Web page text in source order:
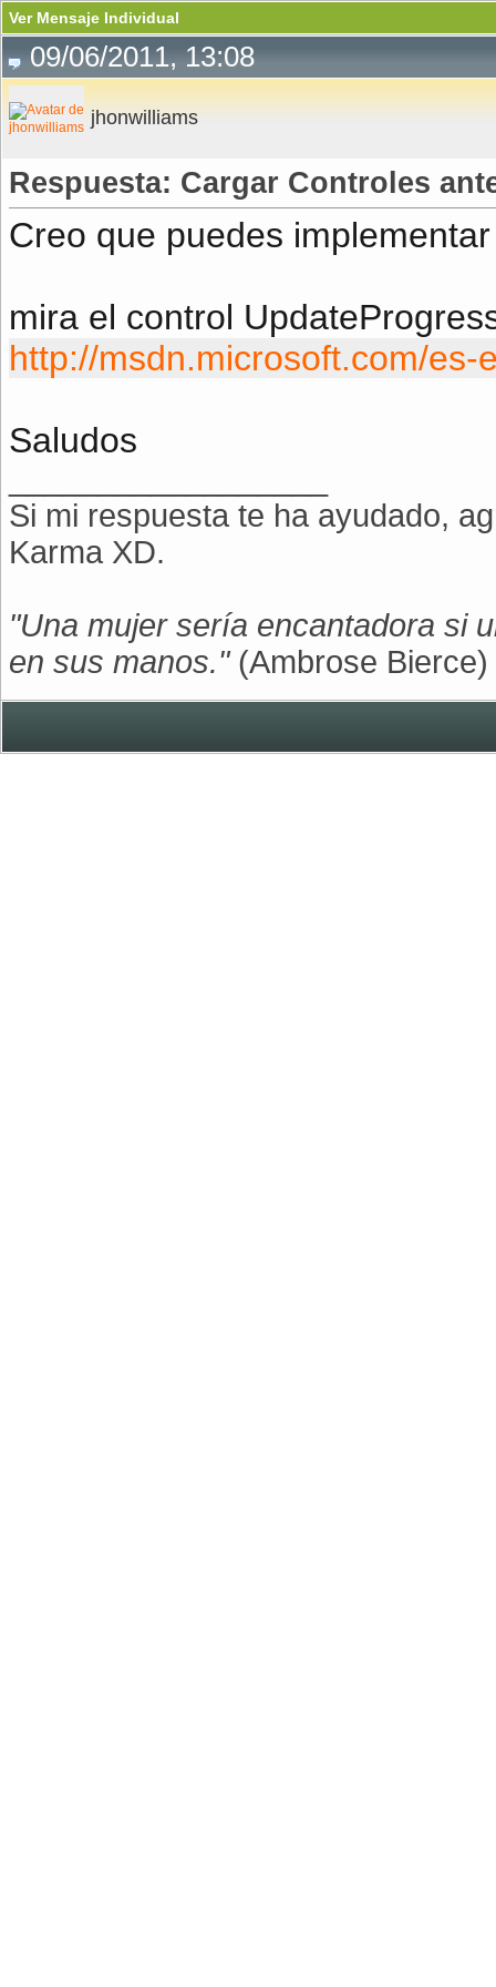
Ver Mensaje Individual
09/06/2011, 13:08
jhonwilliams
Respuesta: Cargar Controles
Creo que puedes
mira el control
http://msdn.microsoft.com/
Saludos
Si mi respuesta te ha ayudado,
Karma XD.
"Una mujer sería encantadora si
en sus manos."(Ambrose Bierce)